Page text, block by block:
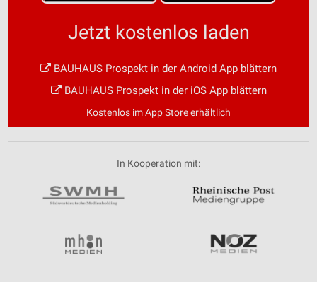
Jetzt kostenlos laden
BAUHAUS Prospekt in der Android App blättern
BAUHAUS Prospekt in der iOS App blättern
Kostenlos im App Store erhältlich
In Kooperation mit: